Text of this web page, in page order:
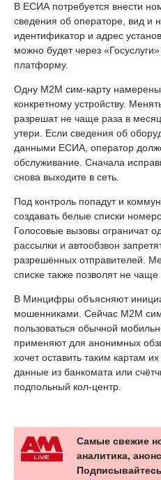
В ЕСИА потребуется внести
сведения об операторе, вид и
идентификатор и адрес
можно будет через
платформу.
Одну M2M сим-карту намерены
конкретному устройству.
разрешат не чаще раза в
утери. Если сведения об
данными ЕСИА, оператор
обслуживание. Сначала
снова выходите в сеть.
Под контроль попадут и
создавать белые списки
Голосовые вызовы ограничат
рассылки и автообзвон
разрешённых отправителей.
списке также позволят не
В Минцифры объясняют
мошенниками. Сейчас M2M
пользоваться обычной
применяют для анонимных
хочет оставить таким картам
данные из банкомата или
подпольный кол-центр.
Самые свежие
аналитика,